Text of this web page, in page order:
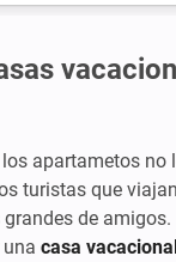
apartametos no
turistas que
de
casa